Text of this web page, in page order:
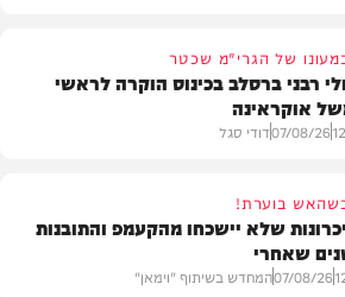
של הגרי"מ שכטר
רבני ברסלב בכינוס הוקרה לראשי
אוקראינה
07/08/26דודי סגל
בוערת!
שלא יישכחו מהקעמפ והתובנות
שאחרי
07/08/26המחדש בשיתוף "וימאן"